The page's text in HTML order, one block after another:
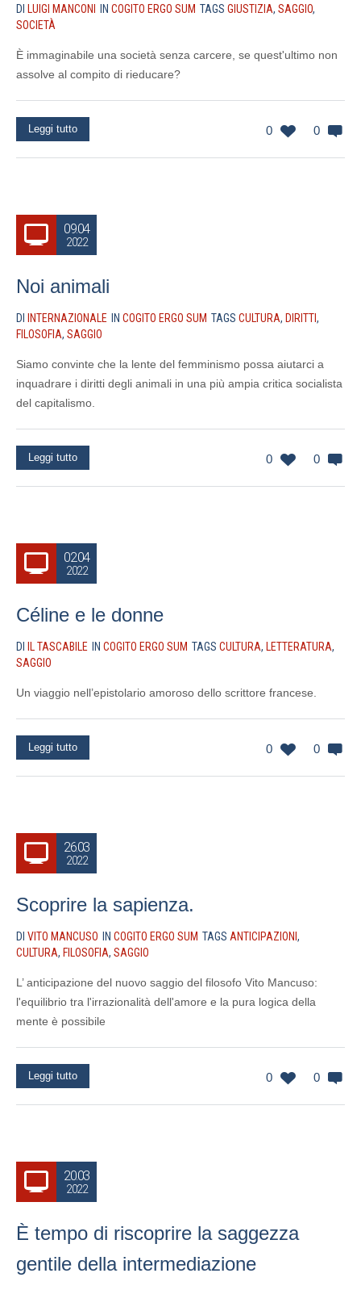
DI LUIGI MANCONI IN COGITO ERGO SUM TAGS GIUSTIZIA, SAGGIO,
SOCIETÀ
È immaginabile una società senza carcere, se quest'ultimo non
assolve al compito di rieducare?
0 0
Leggi tutto
09.04
2022
Noi animali
DI INTERNAZIONALE IN COGITO ERGO SUM TAGS CULTURA, DIRITTI,
FILOSOFIA, SAGGIO
Siamo convinte che la lente del femminismo possa aiutarci a
inquadrare i diritti degli animali in una più ampia critica socialista
del capitalismo.
0 0
Leggi tutto
02.04
2022
Céline e le donne
DI IL TASCABILE IN COGITO ERGO SUM TAGS CULTURA, LETTERATURA,
SAGGIO
Un viaggio nell’epistolario amoroso dello scrittore francese.
0 0
Leggi tutto
26.03
2022
Scoprire la sapienza.
DI VITO MANCUSO IN COGITO ERGO SUM TAGS ANTICIPAZIONI ,
CULTURA, FILOSOFIA, SAGGIO
L’ anticipazione del nuovo saggio del filosofo Vito Mancuso:
l'equilibrio tra l'irrazionalità dell'amore e la pura logica della
mente è possibile
0 0
Leggi tutto
20.03
2022
È tempo di riscoprire la saggezza
gentile della intermediazione